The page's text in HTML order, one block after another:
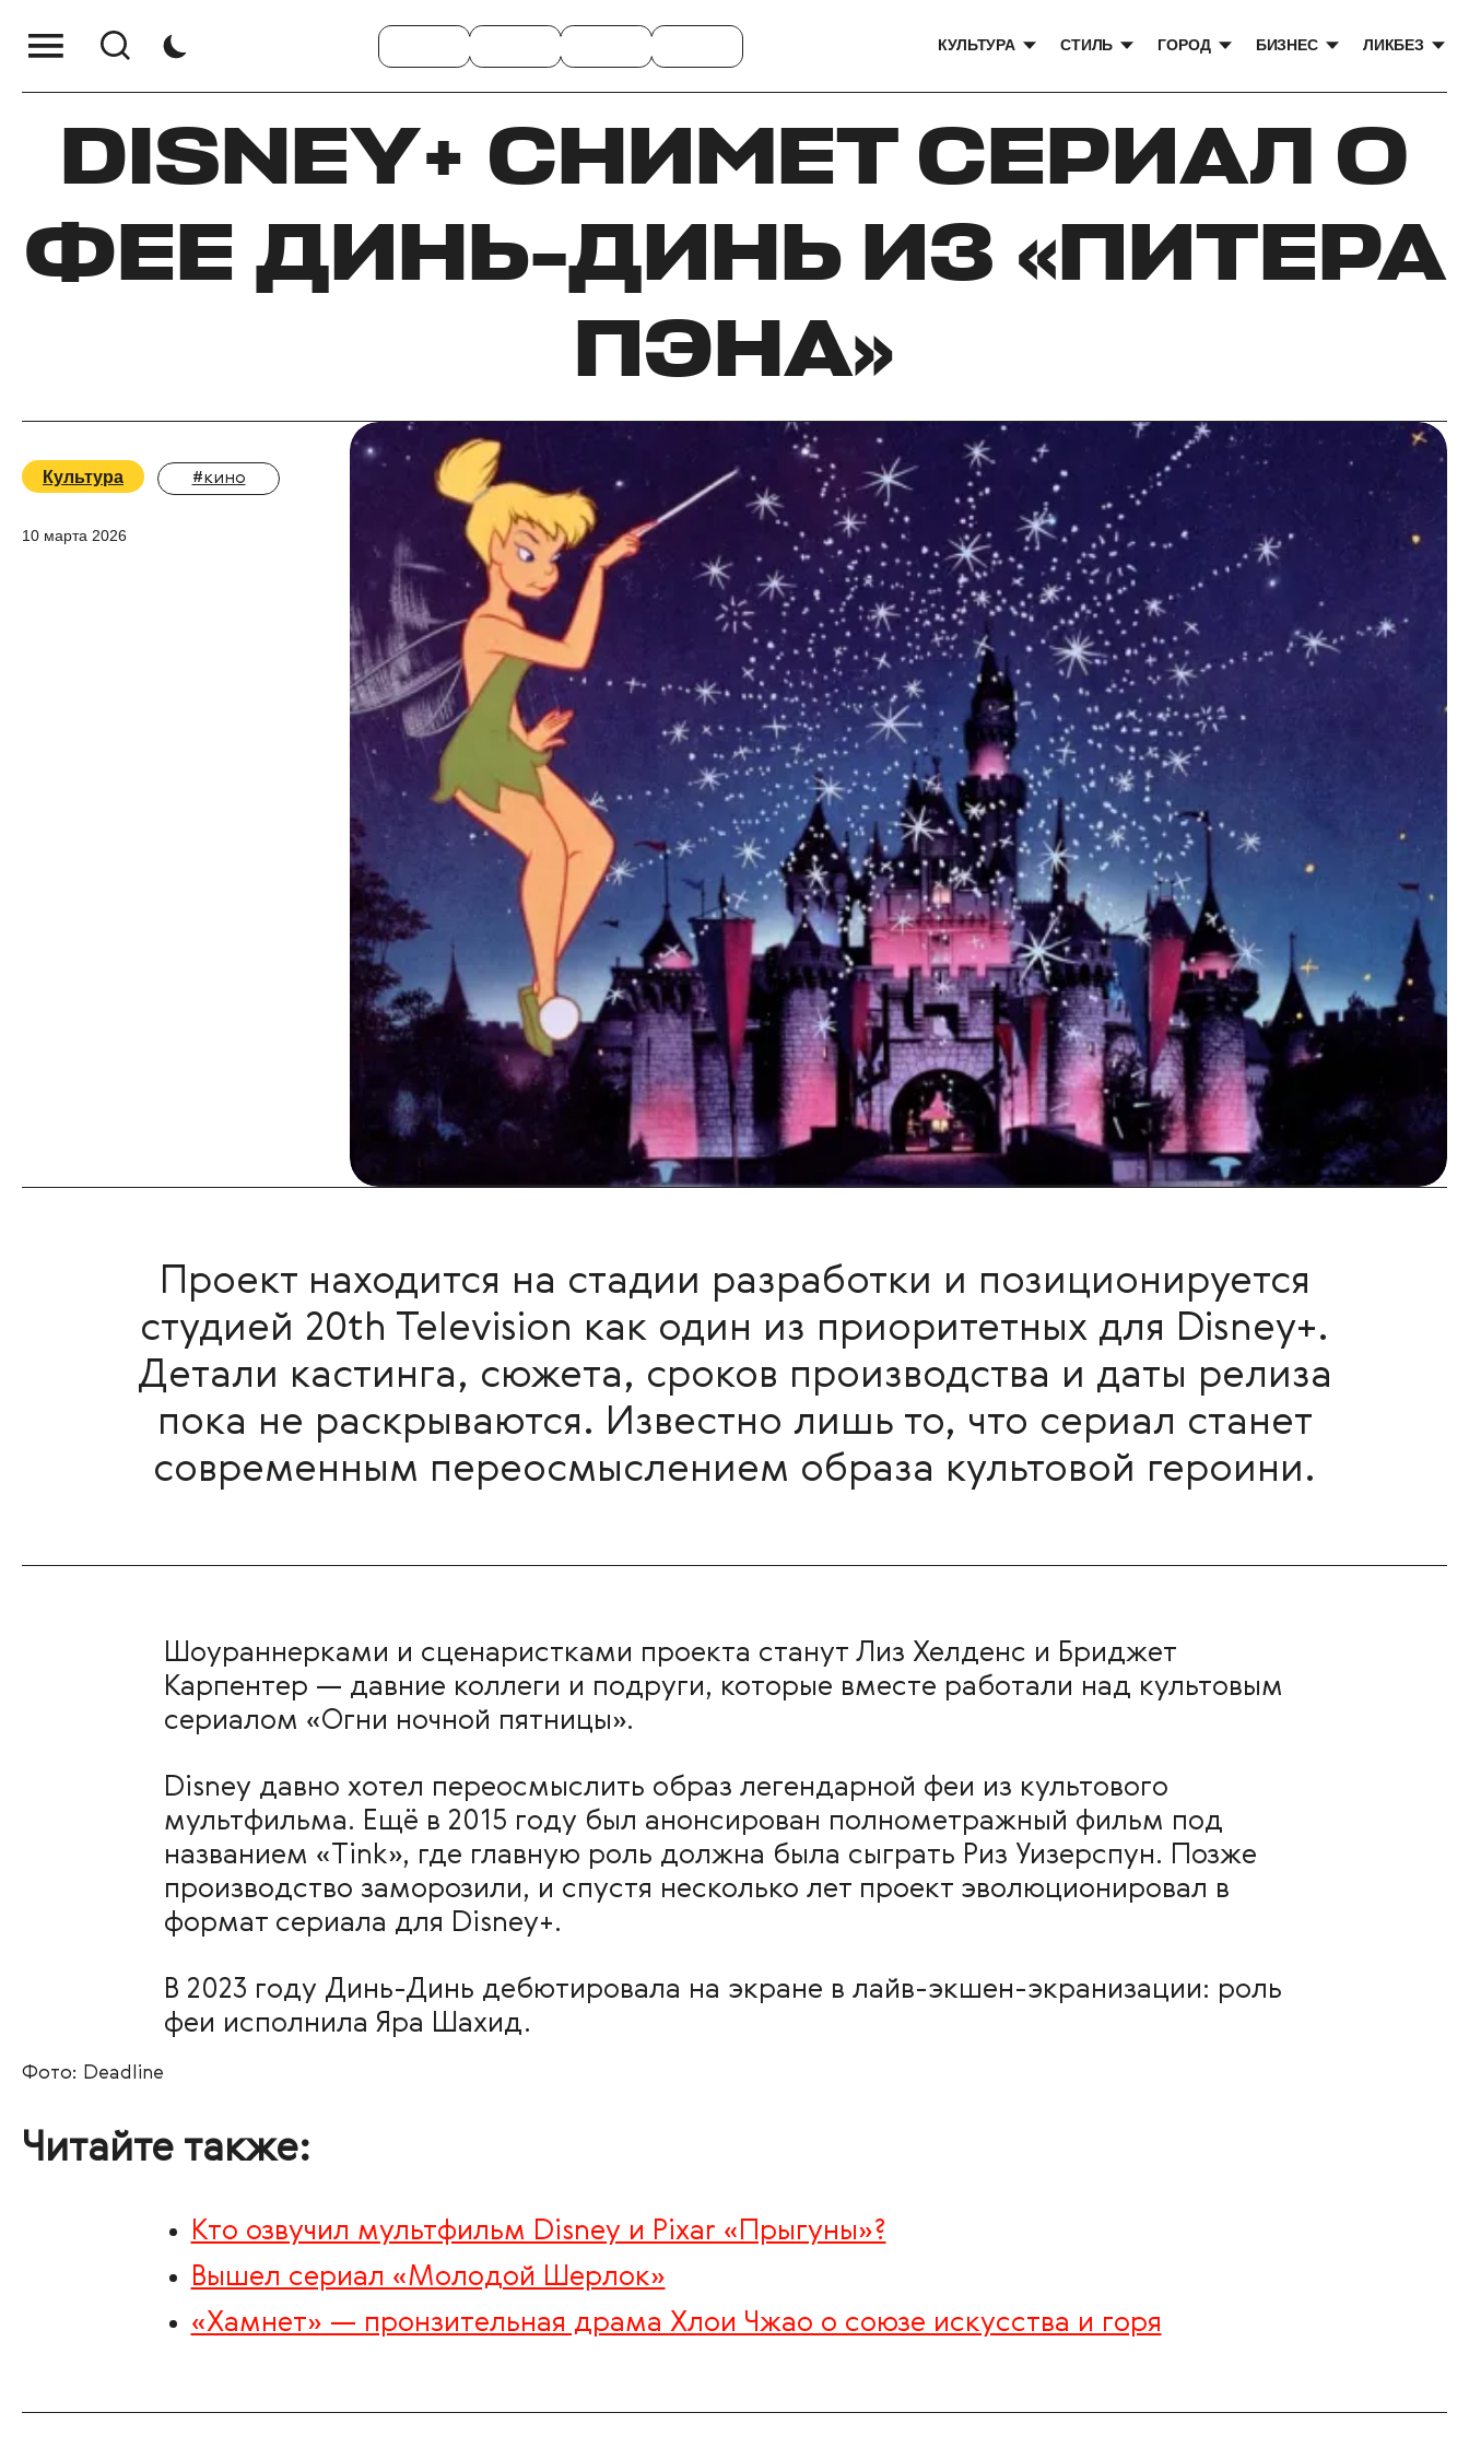
КУЛЬТУРА СТИЛЬ ГОРОД БИЗНЕС ЛИКБЕЗ
DISNEY+ СНИМЕТ СЕРИАЛ О
ФЕЕ ДИНЬ-ДИНЬ ИЗ «ПИТЕРА
ПЭНА»
Культура #кино
10 марта 2026
Проект находится на стадии разработки и позиционируется
студией 20th Television как один из приоритетных для Disney+.
Детали кастинга, сюжета, сроков производства и даты релиза
пока не раскрываются. Известно лишь то, что сериал станет
современным переосмыслением образа культовой героини.
Шоураннерками и сценаристками проекта станут Лиз Хелденс и Бриджет
Карпентер — давние коллеги и подруги, которые вместе работали над культовым
сериалом «Огни ночной пятницы».
Disney давно хотел переосмыслить образ легендарной феи из культового
мультфильма. Ещё в 2015 году был анонсирован полнометражный фильм под
названием «Tink», где главную роль должна была сыграть Риз Уизерспун. Позже
производство заморозили, и спустя несколько лет проект эволюционировал в
формат сериала для Disney+.
В 2023 году Динь-Динь дебютировала на экране в лайв-экшен-экранизации: роль
феи исполнила Яра Шахид.
Фото: Deadline
Читайте также:
Кто озвучил мультфильм Disney и Pixar «Прыгуны»?
Вышел сериал «Молодой Шерлок»
«Хамнет» — пронзительная драма Хлои Чжао о союзе искусства и горя